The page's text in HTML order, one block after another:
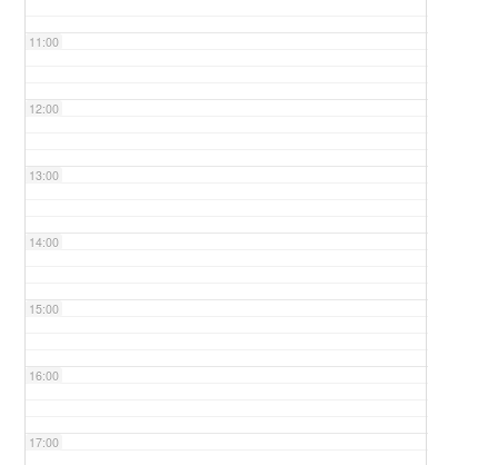
11:00
12:00
13:00
14:00
15:00
16:00
17:00